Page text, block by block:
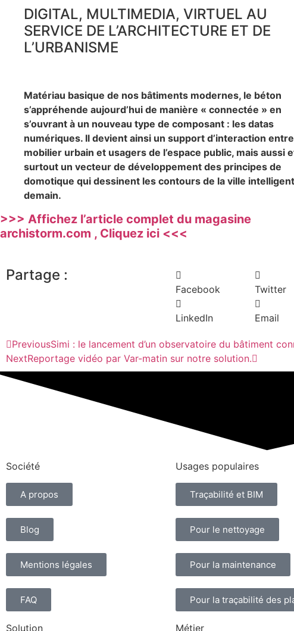
DIGITAL, MULTIMEDIA, VIRTUEL AU
SERVICE DE L’ARCHITECTURE ET DE
L’URBANISME
Matériau basique de nos bâtiments modernes, le béton
s’appréhende aujourd’hui de manière « connectée » en
s’ouvrant à un nouveau type de composant : les datas
numériques. Il devient ainsi un support d’interaction entre
mobilier urbain et usagers de l’espace public, mais aussi
surtout un vecteur de développement des principes de
domotique qui dessinent les contours de la ville
demain.
>>> Affichez l’article complet du magasine
archistorm.com , Cliquez ici <<<
Partage :
Facebook Twitter
LinkedIn Email
PreviousSimi : le lancement d’un observatoire du bâtiment
NextReportage vidéo par Var-matin sur notre solution.
Société
A propos
Blog
Mentions légales
FAQ
Solution
Usages populaires
Traçabilité et BIM
Pour le nettoyage
Pour la maintenance
Pour la traçabilité des
Métier